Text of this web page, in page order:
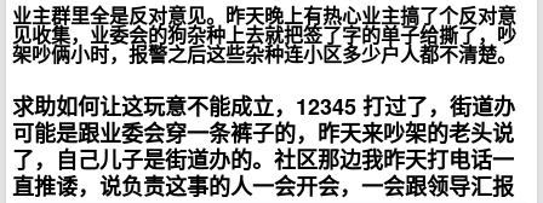
业主群里全是反对意见。昨天晚上有热心业主搞了个反对意
见收集，业委会的狗杂种上去就把签了字的单子给撕了，吵
架吵俩小时，报警之后这些杂种连小区多少户人都不清楚。
求助如何让这玩意不能成立，12345 打过了，街道办
可能是跟业委会穿一条裤子的，昨天来吵架的老头说
了，自己儿子是街道办的。社区那边我昨天打电话一
直推诿，说负责这事的人一会开会，一会跟领导汇报